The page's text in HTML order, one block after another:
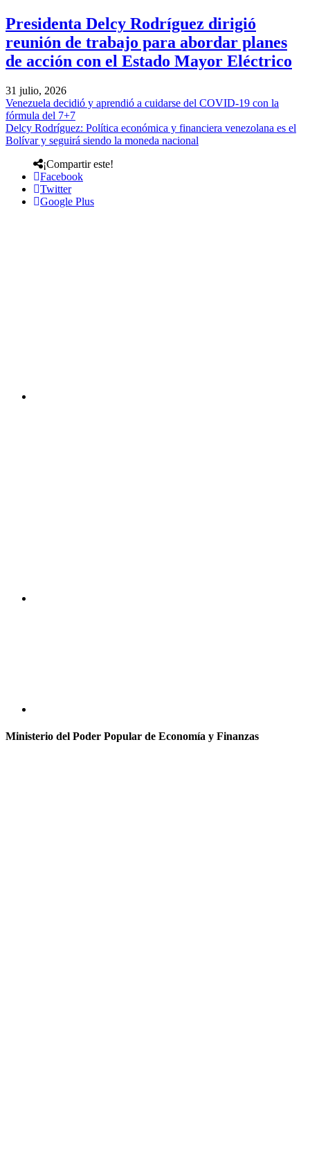
Presidenta Delcy Rodríguez dirigió
reunión de trabajo para abordar planes
de acción con el Estado Mayor Eléctrico
31 julio, 2026
Venezuela decidió y aprendió a cuidarse del COVID-19 con la
fórmula del 7+7
Delcy Rodríguez: Política económica y financiera venezolana es el
Bolívar y seguirá siendo la moneda nacional
¡Compartir este!
Facebook
Twitter
Google Plus
Ministerio del Poder Popular de Economía y Finanzas